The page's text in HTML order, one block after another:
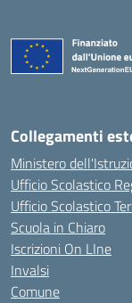
Collegamenti
Ministero
Ufficio Scolastico
Ufficio Scolastico
Scuola in Chiaro
Iscrizioni On LIne
Invalsi
Comune